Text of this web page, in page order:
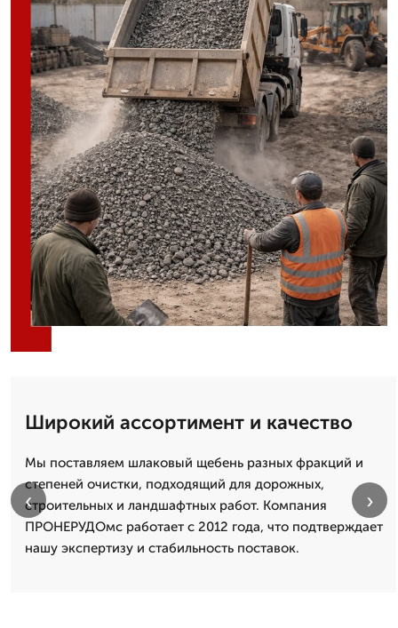
Широкий ассортимент и качество
Мы поставляем шлаковый щебень разных фракций и
степеней очистки, подходящий для дорожных,
строительных и ландшафтных работ. Компания
ПРОНЕРУДОмс работает с 2012 года, что подтверждает
нашу экспертизу и стабильность поставок.
‹ ›